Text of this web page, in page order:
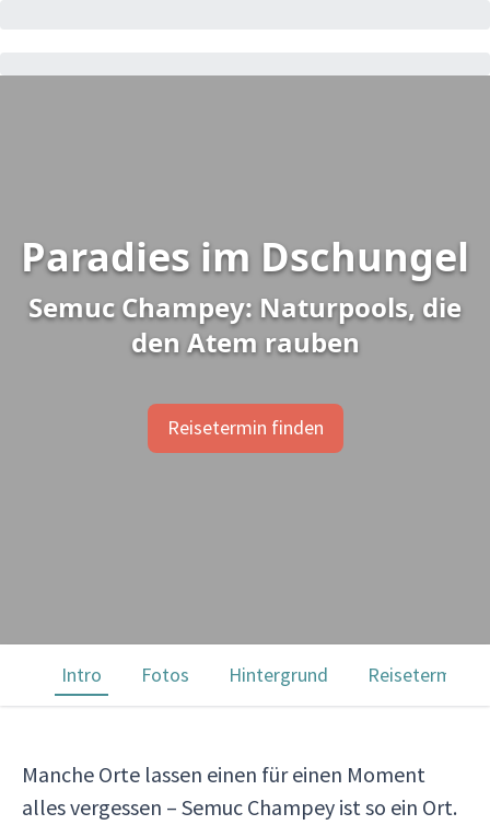
Paradies im Dschungel
Semuc Champey: Naturpools, die
den Atem rauben
Reisetermin finden
Intro Fotos Hintergrund Reisetermine
Manche Orte lassen einen für einen Moment
alles vergessen – Semuc Champey ist so ein Ort.